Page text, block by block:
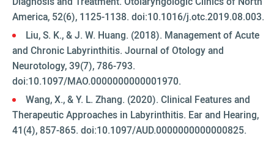
America, 52(6), 1125-1138. doi:10.1016/j.otc.2019.08.003.
Liu, S. K., & J. W. Huang. (2018). Management of Acute
and Chronic Labyrinthitis. Journal of Otology and
Neurotology, 39(7), 786-793.
doi:10.1097/MAO.0000000000001970.
Wang, X., & Y. L. Zhang. (2020). Clinical Features and
Therapeutic Approaches in Labyrinthitis. Ear and Hearing,
41(4), 857-865. doi:10.1097/AUD.0000000000000825.